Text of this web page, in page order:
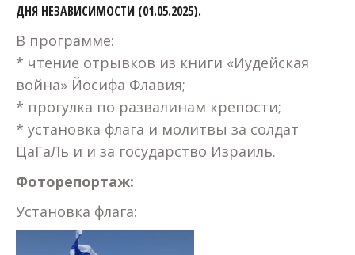
ДНЯ НЕЗАВИСИМОСТИ (01.05.2025).
В программе:
* чтение отрывков из книги «Иудейская
война» Йосифа Флавия;
* ⁠прогулка по развалинам крепости;
* ⁠установка флага и молитвы за солдат
ЦаГаЛь и и за государство Израиль.
Фоторепортаж:
Установка флага: